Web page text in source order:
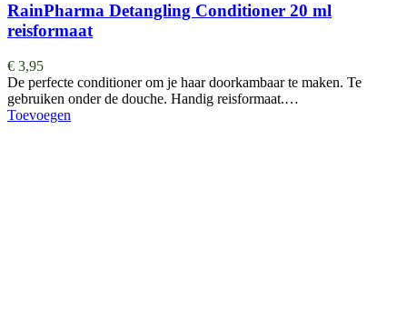
RainPharma Detangling Conditioner 20 ml
reisformaat
€ 3,95
De perfecte conditioner om je haar doorkambaar te maken. Te
gebruiken onder de douche. Handig reisformaat.…
Toevoegen